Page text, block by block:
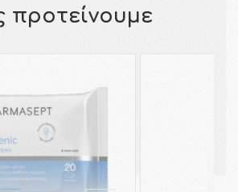
προτείνουμε